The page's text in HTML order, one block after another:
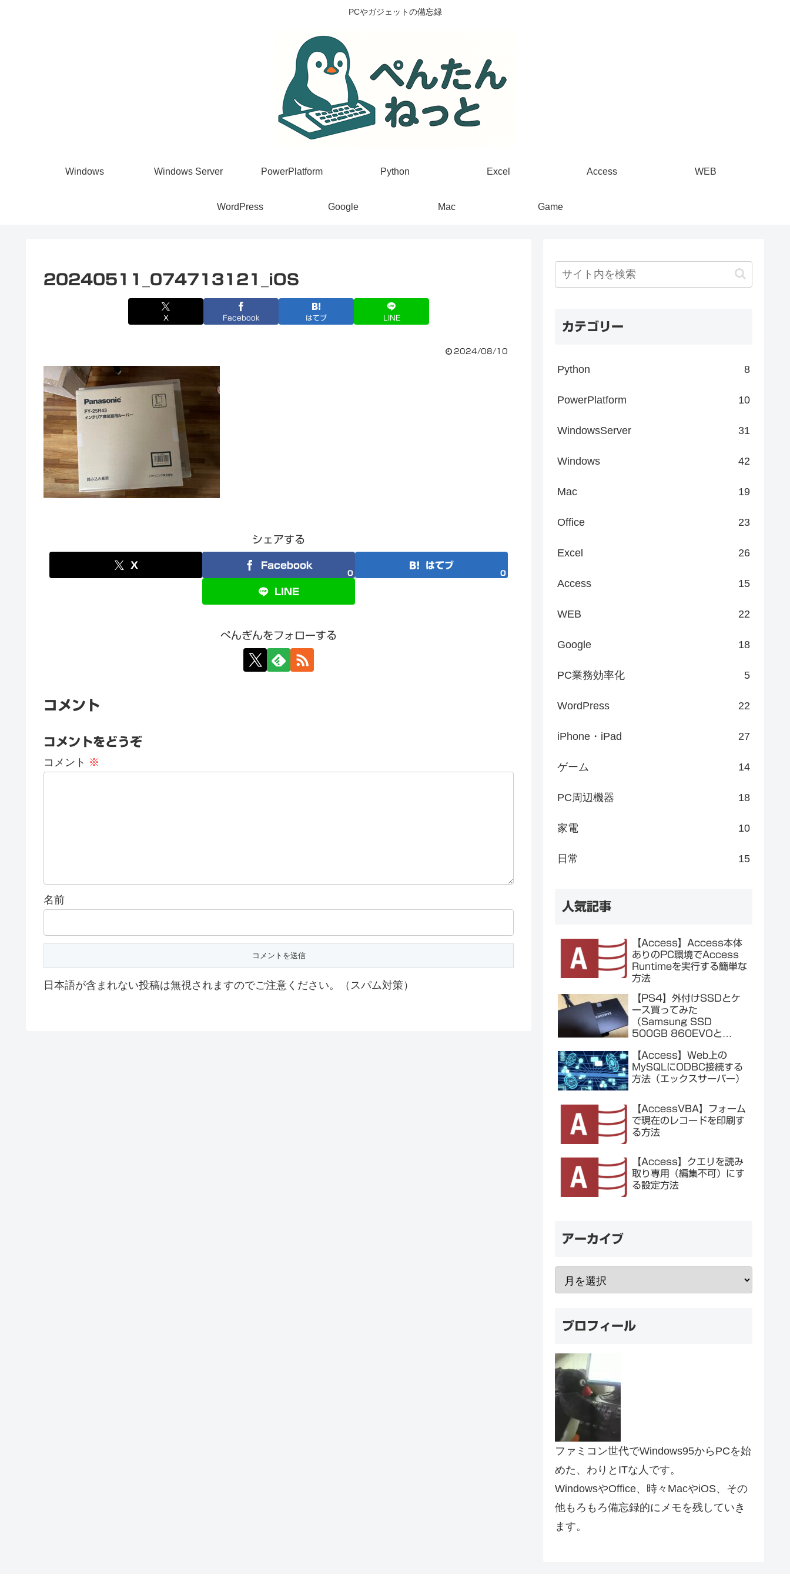
PCやガジェットの備忘録
Windows Windows Server PowerPlatform Python Excel Access WEB
WordPress Google Mac Game
20240511_074713121_iOS
X Facebook はてブ LINE
2024/08/10
シェアする
X Facebook
0
はてブ
0
LINE
ぺんぎんをフォローする
コメント
コメントをどうぞ
コメント ※
名前
日本語が含まれない投稿は無視されますのでご注意ください。（スパム対策）
カテゴリー
Python 8
PowerPlatform 10
WindowsServer 31
Windows 42
Mac 19
Office 23
Excel 26
Access 15
WEB 22
Google 18
PC業務効率化 5
WordPress 22
iPhone・iPad 27
ゲーム 14
PC周辺機器 18
家電 10
日常 15
人気記事
【Access】Access本体
ありのPC環境でAccess
Runtimeを実行する簡単な
方法
【PS4】外付けSSDとケ
ース買ってみた
（Samsung SSD
500GB 860EVOと
【Access】Web上の
MySQLにODBC接続する
方法（エックスサーバー）
【AccessVBA】フォーム
で現在のレコードを印刷す
る方法
【Access】クエリを読み
取り専用（編集不可）にす
る設定方法
アーカイブ
プロフィール
ファミコン世代でWindows95からPCを始
めた、わりとITな人です。
WindowsやOffice、時々MacやiOS、その
他もろもろ備忘録的にメモを残していき
ます。